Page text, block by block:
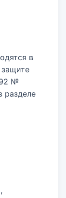
в
№
разделе